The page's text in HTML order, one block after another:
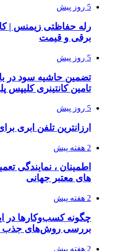
5 روز پیش
رله حفاظتی زیمنس |
برقی و قیمت
5 روز پیش
تضمین حاشیه سود در
تامین کانتینری کلیپس
5 روز پیش
ارزانترین تلفن ابری
2 هفته پیش
اطمینان ، نمایندگی
های معتبر جهانی
2 هفته پیش
چگونه کسب‌وکارها در
بررسی روش‌های جذب
2 هفته پیش